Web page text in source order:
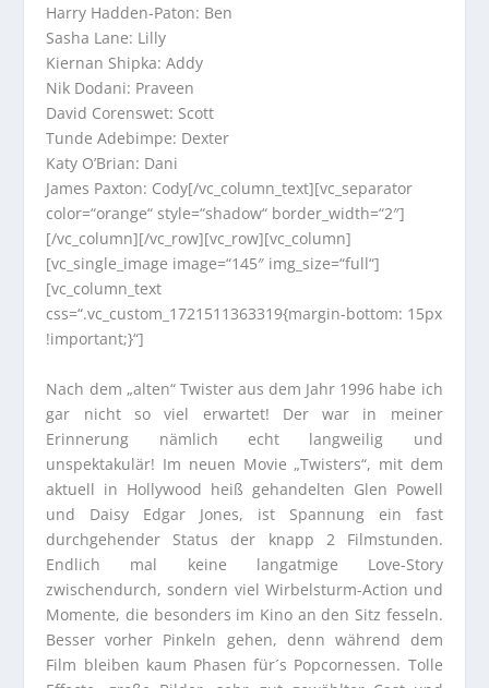
Harry Hadden-Paton: Ben
Sasha Lane: Lilly
Kiernan Shipka: Addy
Nik Dodani: Praveen
David Corenswet: Scott
Tunde Adebimpe: Dexter
Katy O’Brian: Dani
James Paxton: Cody[/vc_column_text][vc_separator
color=“orange“ style=“shadow“ border_width=“2″]
[/vc_column][/vc_row][vc_row][vc_column]
[vc_single_image image=“145″ img_size=“full“]
[vc_column_text
css=“.vc_custom_1721511363319{margin-bottom: 15px
!important;}“]
Nach dem „alten“ Twister aus dem Jahr 1996 habe ich
gar nicht so viel erwartet! Der war in meiner
Erinnerung nämlich echt langweilig und
unspektakulär! Im neuen Movie „Twisters“, mit dem
aktuell in Hollywood heiß gehandelten Glen Powell
und Daisy Edgar Jones, ist Spannung ein fast
durchgehender Status der knapp 2 Filmstunden.
Endlich mal keine langatmige Love-Story
zwischendurch, sondern viel Wirbelsturm-Action und
Momente, die besonders im Kino an den Sitz fesseln.
Besser vorher Pinkeln gehen, denn während dem
Film bleiben kaum Phasen für´s Popcornessen. Tolle